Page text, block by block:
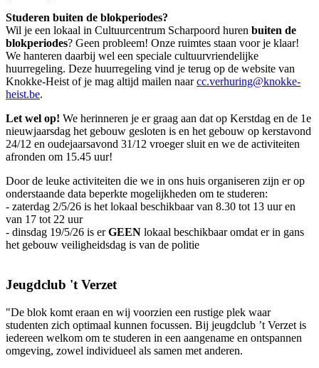
Studeren buiten de blokperiodes?
Wil je een lokaal in Cultuurcentrum Scharpoord huren buiten de
blokperiodes? Geen probleem! Onze ruimtes staan voor je klaar!
We hanteren daarbij wel een speciale cultuurvriendelijke
huurregeling. Deze huurregeling vind je terug op de website van
Knokke-Heist of je mag altijd mailen naarcc.verhuring@knokke-
heist.be.
Let wel op! We herinneren je er graag aan dat op Kerstdag en de 1e
nieuwjaarsdag het gebouw gesloten is en het gebouw op kerstavond
24/12 en oudejaarsavond 31/12 vroeger sluit en we de activiteiten
afronden om 15.45 uur!
Door de leuke activiteiten die we in ons huis organiseren zijn er op
onderstaande data beperkte mogelijkheden om te studeren:
- zaterdag 2/5/26 is het lokaal beschikbaar van 8.30 tot 13 uur en
van 17 tot 22 uur
- dinsdag 19/5/26 is erGEEN lokaal beschikbaar omdat er in gans
het gebouw veiligheidsdag is van de politie
Jeugdclub 't Verzet
"De blok komt eraan en wij voorzien een rustige plek waar
studenten zich optimaal kunnen focussen. Bij jeugdclub ’t Verzet is
iedereen welkom om te studeren in een aangename en ontspannen
omgeving, zowel individueel als samen met anderen.